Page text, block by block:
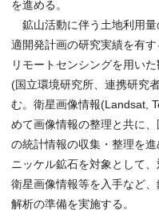
を進める。
鉱山活動に伴う土地利用量
適開発計画の研究実績を有
リモートセンシングを用い
(国立環境研究所、連携研究
む。衛星画像情報(Landsat,
めて画像情報の整理と共に
の統計情報の収集・整理を
ニッケル鉱石を対象として
衛星画像情報等を入手など
解析の準備を実施する。